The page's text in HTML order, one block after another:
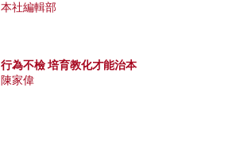
本社編輯部
行為不檢 培育教化才能治本
陳家偉